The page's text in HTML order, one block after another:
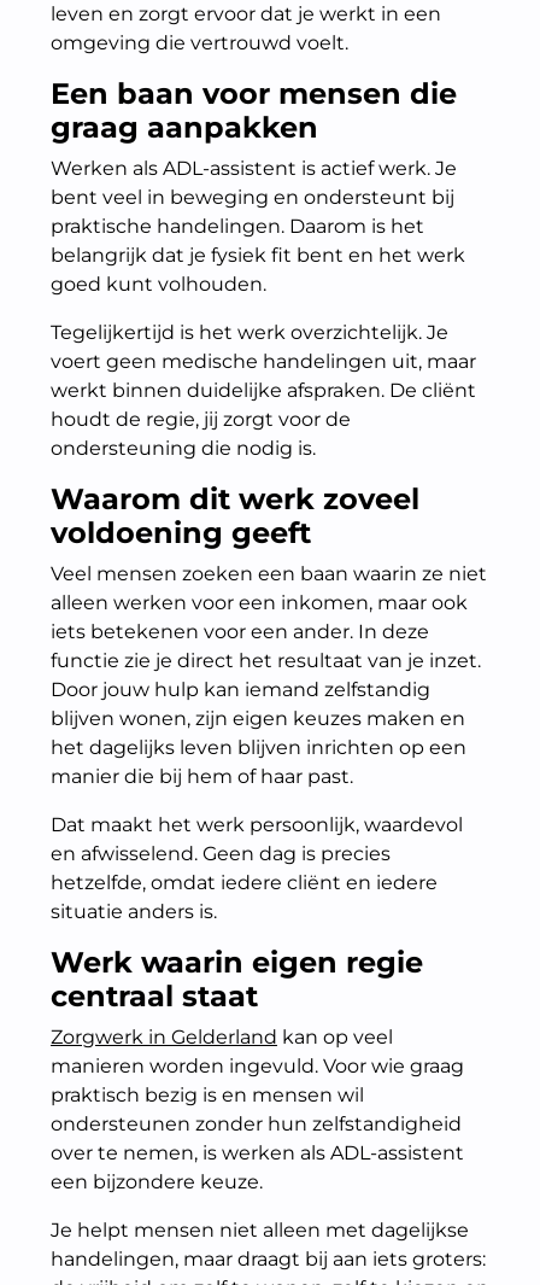
leven en zorgt ervoor dat je werkt in een
omgeving die vertrouwd voelt.
Een baan voor mensen die
graag aanpakken
Werken als ADL-assistent is actief werk. Je
bent veel in beweging en ondersteunt bij
praktische handelingen. Daarom is het
belangrijk dat je fysiek fit bent en het werk
goed kunt volhouden.
Tegelijkertijd is het werk overzichtelijk. Je
voert geen medische handelingen uit, maar
werkt binnen duidelijke afspraken. De cliënt
houdt de regie, jij zorgt voor de
ondersteuning die nodig is.
Waarom dit werk zoveel
voldoening geeft
Veel mensen zoeken een baan waarin ze niet
alleen werken voor een inkomen, maar ook
iets betekenen voor een ander. In deze
functie zie je direct het resultaat van je inzet.
Door jouw hulp kan iemand zelfstandig
blijven wonen, zijn eigen keuzes maken en
het dagelijks leven blijven inrichten op een
manier die bij hem of haar past.
Dat maakt het werk persoonlijk, waardevol
en afwisselend. Geen dag is precies
hetzelfde, omdat iedere cliënt en iedere
situatie anders is.
Werk waarin eigen regie
centraal staat
Zorgwerk in Gelderland kan op veel
manieren worden ingevuld. Voor wie graag
praktisch bezig is en mensen wil
ondersteunen zonder hun zelfstandigheid
over te nemen, is werken als ADL-assistent
een bijzondere keuze.
Je helpt mensen niet alleen met dagelijkse
handelingen, maar draagt bij aan iets groters: